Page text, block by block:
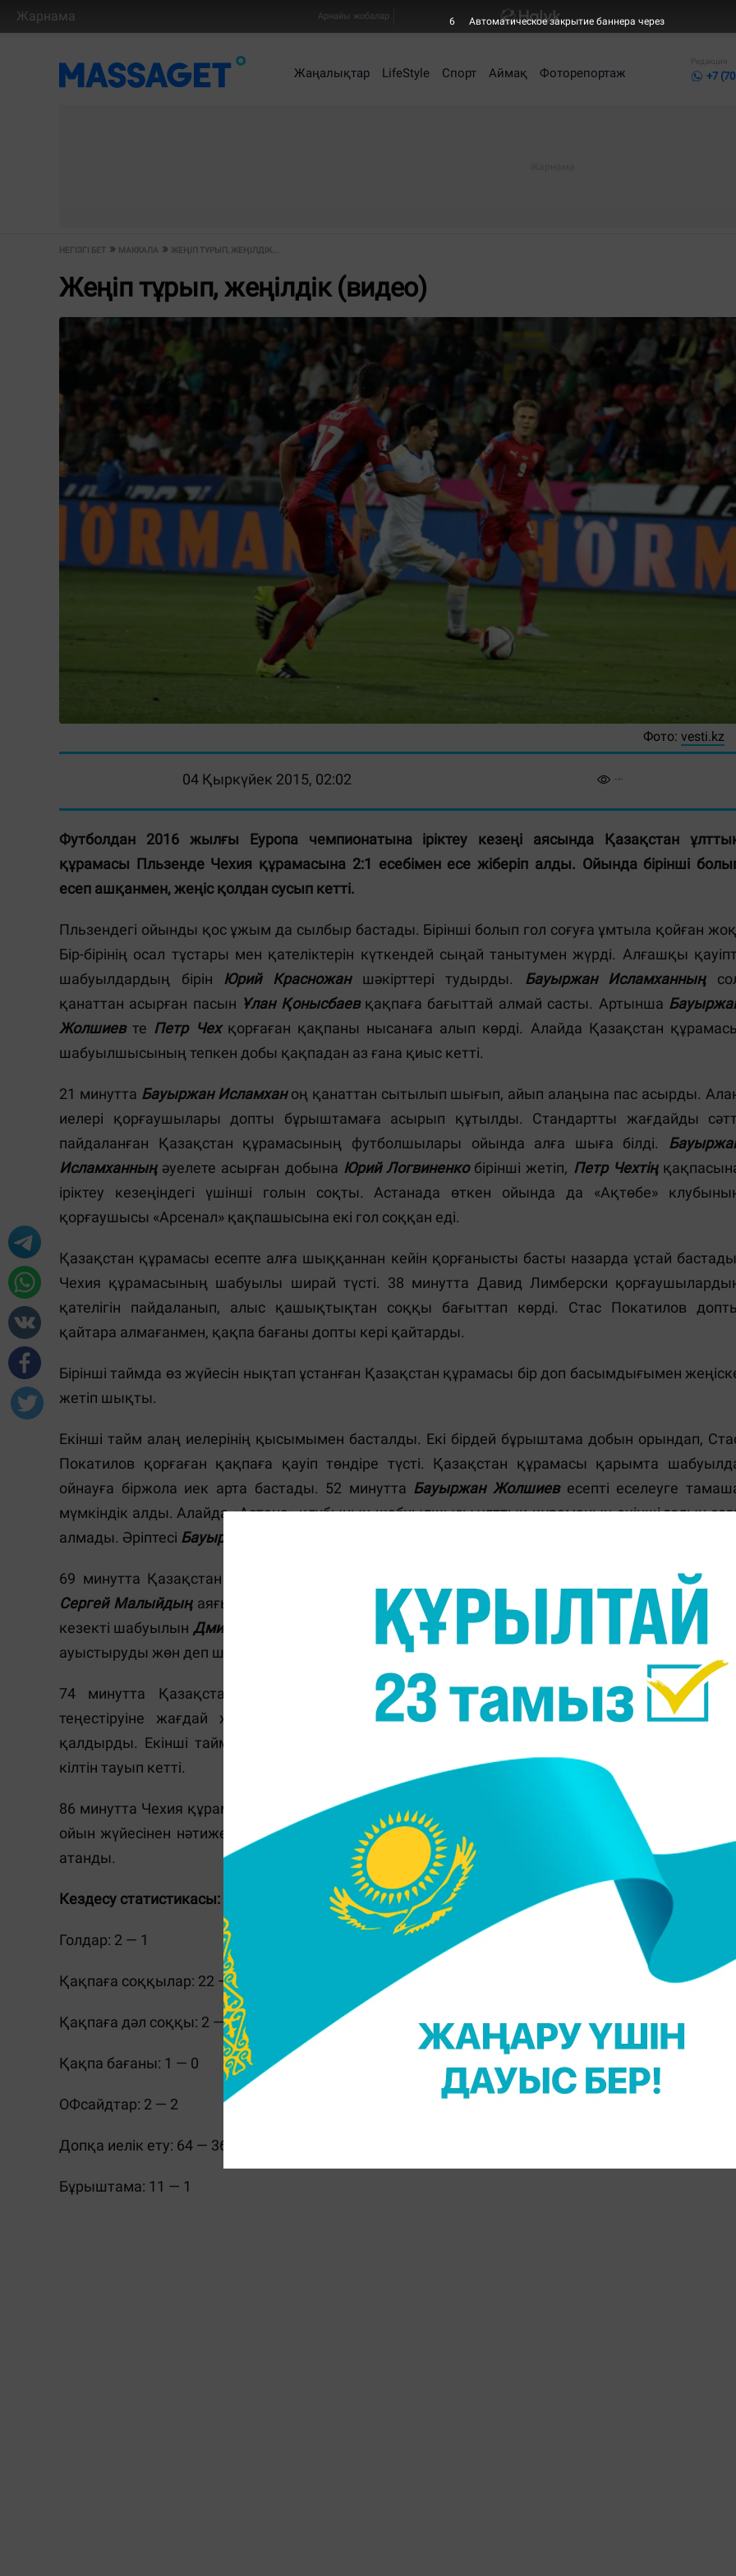
Жарнама Арнайы жобалар
Жаңалықтар LifeStyle Спорт Аймақ Фоторепортаж
Редакция
+7
НЕГІЗГІ БЕТ МАККАЛА ЖЕҢІП ТҰРЫП, ЖЕҢІЛДІК...
Жеңіп тұрып, жеңілдік (видео)
Фото: vesti.kz
04 Қыркүйек 2015, 02:02
Футболдан 2016 жылғы Еуропа чемпионатына іріктеу кезеңі аясында Қазақстан
құрамасы Пльзенде Чехия құрамасына 2:1 есебімен есе жіберіп алды. Ойында бірінші
есеп ашқанмен, жеңіс қолдан сусып кетті.
Пльзендегі ойынды қос ұжым да сылбыр бастады. Бірінші болып гол соғуға ұмтыла қойған
Бір-бірінің осал тұстары мен қателіктерін күткендей сыңай танытумен жүрді. Алғашқы
шабуылдардың бірін Юрий Красножаншәкірттері тудырды. Бауыржан Исламханның
қанаттан асырған пасын Ұлан Қонысбаевқақпаға бағыттай алмай састы. Артынша
Жолшиевте Петр Чехқорғаған қақпаны нысанаға алып көрді. Алайда Қазақстан
шабуылшысының тепкен добы қақпадан аз ғана қиыс кетті.
21 минутта Бауыржан Исламханоң қанаттан сытылып шығып, айып алаңына пас асырды.
иелері қорғаушылары допты бұрыштамаға асырып құтылды. Стандартты жағдайды
пайдаланған Қазақстан құрамасының футболшылары ойында алға шыға білді.
Исламханныңәуелете асырған добына Юрий Логвиненкобірінші жетіп, Петр Чехтің
іріктеу кезеңіндегі үшінші голын соқты. Астанада өткен ойында да «Ақтөбе»
қорғаушысы «Арсенал» қақпашысына екі гол соққан еді.
Қазақстан құрамасы есепте алға шыққаннан кейін қорғанысты басты назарда ұстай
Чехия құрамасының шабуылы ширай түсті. 38 минутта Давид Лимберски
қателігін пайдаланып, алыс қашықтықтан соққы бағыттап көрді. Стас Покатилов
қайтара алмағанмен, қақпа бағаны допты кері қайтарды.
Бірінші таймда өз жүйесін нықтап ұстанған Қазақстан құрамасы бір доп басымдығымен
жетіп шықты.
Екінші тайм алаң иелерінің қысымымен басталды. Екі бірдей бұрыштама добын орындап,
Покатилов қорғаған қақпаға қауіп төндіре түсті. Қазақстан құрамасы қарымта
ойнауға біржола иек арта бастады. 52 минутта Бауыржан Жолшиевесепті еселеуге
мүмкіндік алды. Алайда «Астана» клубының шабуылшысы ұлттық құраманың екінші голын
алмады. Әріптесі Бауыржан Исламханға
69 минутта Қазақстан құрамасы қақпасына тағы бір қауіпті соққылардың бірі бағытталды.
Сергей Малыйдыңаяғына тиген доп қақпадан қиыс кетті. Араға көп уақыт салмай чехтардың
кезекті шабуылын Дмитрий Шомко қайтара білді. 72 минутта Юрий Красножан
шабуылшыларын
ауыстыруды жөн деп шешті.
Танат Нөсербаевтыңорнына
74 минутта Қазақстан құрамасы қорғаушыларының қателігі чехтардың таразы басын
теңестіруіне жағдай жасады. Нақтырақ айтсақ, Марк Гурманөз ойыншысын қараусыз
қалдырды. Екінші таймда алаңға шыққан
кілтін тауып кетті.
86 минутта Чехия құрамасы ойында алға шықты. Қорғаныста ойнаған Қазақстан құрамасының
ойын жүйесінен нәтиже шықпады. Екінші таймда алаңға шыққан
дубль авторы
атанды.
Кездесу статистикасы:
Голдар: 2 — 1
Қақпаға соққылар: 22 — 5
Қақпаға дәл соққы: 2 — 1
Қақпа бағаны: 1 — 0
ОФсайдтар: 2 — 2
Допқа иелік ету: 64 — 36
Бұрыштама: 11 — 1
5 Автоматическое закрытие баннера через